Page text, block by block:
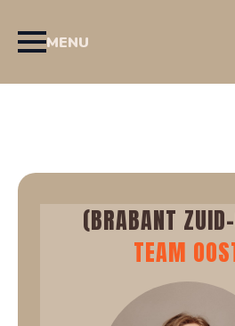
MENU
(BRABANT
TEAM